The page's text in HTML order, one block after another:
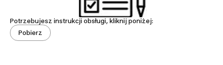
Potrzebujesz instrukcji obsługi, kliknij poniżej:
Pobierz